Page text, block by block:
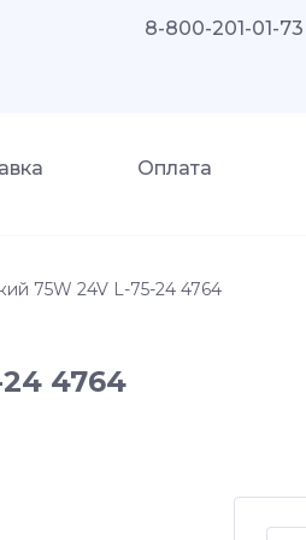
8-800-201-01-73
Оплата
75W 24V L-75-24 4764
4764